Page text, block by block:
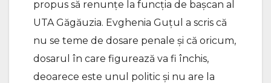
propus să renunțe la funcția de bașcan al
UTA Găgăuzia. Evghenia Guțul a scris că
nu se teme de dosare penale și că oricum,
dosarul în care figurează va fi închis,
deoarece este unul politic și nu are la